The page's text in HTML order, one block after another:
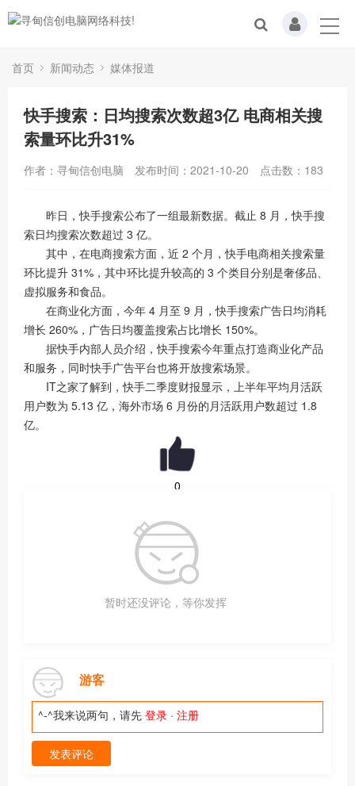
首页 新闻动态 媒体报道
快手搜索：日均搜索次数超3亿 电商相关搜
索量环比升31%
作者：寻甸信创电脑 发布时间：2021-10-20 点击数： 183
昨日，快手搜索公布了一组最新数据。截止 8 月，快手搜
索日均搜索次数超过 3 亿。
其中，在电商搜索方面，近 2 个月，快手电商相关搜索量
环比提升 31%，其中环比提升较高的 3 个类目分别是奢侈品、
虚拟服务和食品。
在商业化方面，今年 4 月至 9 月，快手搜索广告日均消耗
增长 260%，广告日均覆盖搜索占比增长 150%。
据快手内部人员介绍，快手搜索今年重点打造商业化产品
和服务，同时快手广告平台也将开放搜索场景。
IT之家了解到，快手二季度财报显示，上半年平均月活跃
用户数为 5.13 亿，海外市场 6 月份的月活跃用户数超过 1.8
亿。
0
暂时还没评论，等你发挥
游客
^-^我来说两句，请先 登录 · 注册
发表评论